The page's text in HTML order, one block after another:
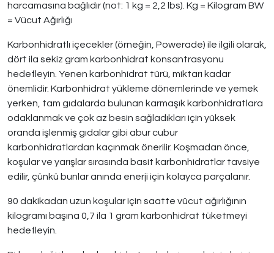
harcamasına bağlıdır (not: 1 kg = 2,2 lbs). Kg = Kilogram BW
= Vücut Ağırlığı
Karbonhidratlı içecekler (örneğin, Powerade) ile ilgili olarak,
dört ila sekiz gram karbonhidrat konsantrasyonu
hedefleyin. Yenen karbonhidrat türü, miktarı kadar
önemlidir. Karbonhidrat yükleme dönemlerinde ve yemek
yerken, tam gıdalarda bulunan karmaşık karbonhidratlara
odaklanmak ve çok az besin sağladıkları için yüksek
oranda işlenmiş gıdalar gibi abur cubur
karbonhidratlardan kaçınmak önerilir. Koşmadan önce,
koşular ve yarışlar sırasında basit karbonhidratlar tavsiye
edilir, çünkü bunlar anında enerji için kolayca parçalanır.
90 dakikadan uzun koşular için saatte vücut ağırlığının
kilogramı başına 0,7 ila 1 gram karbonhidrat tüketmeyi
hedefleyin.